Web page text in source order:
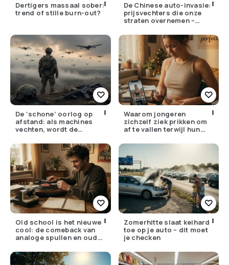
Dertigers massaal sober:
trend of stille burn-out?
De Chinese auto-invasie:
prijsvechters die onze
straten overnemen –
écht?
De ‘schone’ oorlog op
afstand: als machines
vechten, wordt de
lager
Waarom jongeren
zichzelf ziek prikken om
af te vallen terwijl hun
bellen
Old school is het nieuwe
cool: de comeback van
analoge spullen en oude
Zomerhitte slaat keihard
toe op je auto – dit moet
je checken